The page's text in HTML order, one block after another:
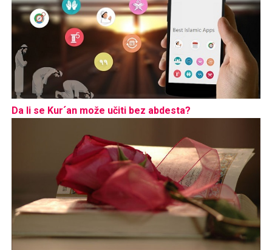
Da li se Kur´an može učiti bez abdesta?